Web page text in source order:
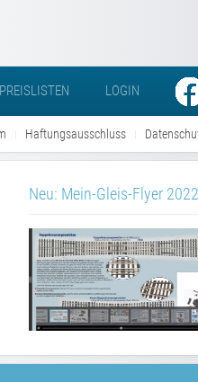
PREISLISTEN LOGIN
Haftungsausschluss
Neu: Mein-Gleis-Flyer 2022